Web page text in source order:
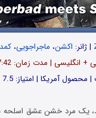
| ژانر: اکشن، ماجراجویی،
یک مرد خشن عشق اسلحه